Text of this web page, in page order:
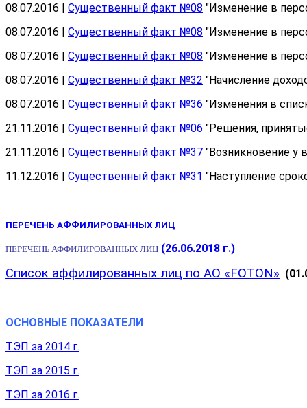
08.07.2016 | Существенный факт №08 "Изменение в
08.07.2016 | Существенный факт №08 "Изменение в
08.07.2016 | Существенный факт №08 "Изменение в
08.07.2016 | Существенный факт №32 "Начисление
08.07.2016 | Существенный факт №36 "Изменения в
21.11.2016 | Существенный факт №06 "Решения,
21.11.2016 | Существенный факт №37 "Возникновение у
11.12.2016 | Существенный факт №31 "Наступление
ПЕРЕЧЕНЬ АФФИЛИРОВАННЫХ ЛИЦ
ПЕРЕЧЕНЬ АФФИЛИРОВАННЫХ ЛИЦ (26.06.2018 г.)
Список аффилированных лиц по АО «FOTON»
ОСНОВНЫЕ ПОКАЗАТЕЛИ
ТЭП за 2014 г.
ТЭП за 2015 г.
ТЭП за 2016 г.